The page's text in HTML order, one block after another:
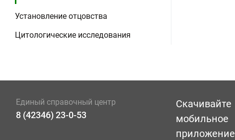
Установление отцовства
Цитологические исследования
Единый справочный центр
8 (42346) 23-0-53
Скачивайте
мобильное
приложение